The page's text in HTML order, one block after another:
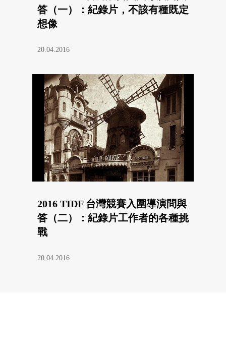
答（一）：紀錄片，不該有種既定
想像
20.04.2016
2016 TIDF 台灣競賽入圍導演問與
答（二）：紀錄片工作者的各種挑
戰
20.04.2016